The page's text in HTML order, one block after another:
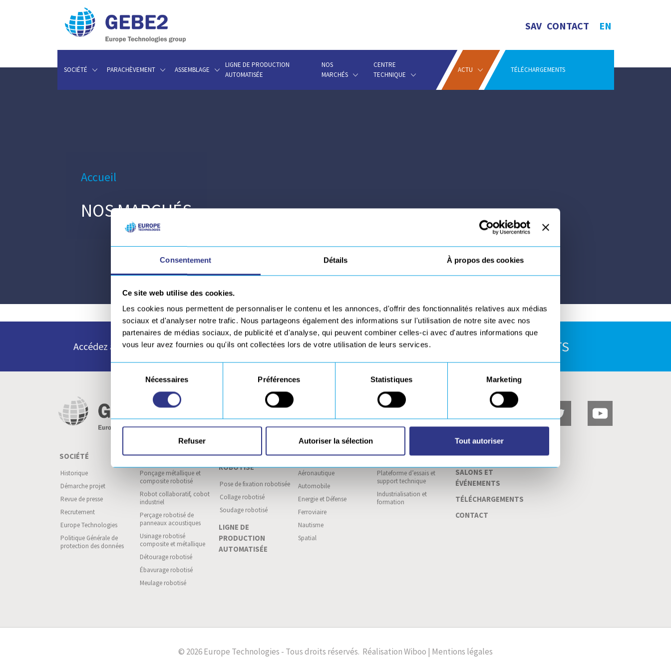
Consentement Détails À propos des cookies
Ce site web utilise des cookies.
Les cookies nous permettent de personnaliser le contenu et les annonces, d'offrir des fonctionnalités relatives aux médias
sociaux et d'analyser notre trafic. Nous partageons également des informations sur l'utilisation de notre site avec nos
partenaires de médias sociaux, de publicité et d'analyse, qui peuvent combiner celles-ci avec d'autres informations que
vous leur avez fournies ou qu'ils ont collectées lors de votre utilisation de leurs services.
consentement
Nécessaires Préférences Statistiques Marketing
Refuser Autoriser la sélection Tout autoriser
SAV CONTACT EN
SOCIÉTÉ PARACHÈVEMENT ASSEMBLAGE
LIGNE DE PRODUCTION
AUTOMATISÉE
NOS
MARCHÉS
CENTRE
TECHNIQUE
ACTU TÉLÉCHARGEMENTS
Accueil
NOS MARCHÉS
Accédez à toutes nos ressources en téléchargement ESPACE DE TÉLÉCHARGEMENTS
SOCIÉTÉ
Historique
Démarche projet
Revue de presse
Recrutement
Europe Technologies
Politique Générale de
protection des données
PARACHÈVEMENT
Ponçage métallique et
composite robotisé
Robot collaboratif, cobot
industriel
Perçage robotisé de
panneaux acoustiques
Usinage robotisé
composite et métallique
Détourage robotisé
Ébavurage robotisé
Meulage robotisé
ASSEMBLAGE
ROBOTISÉ
Pose de fixation robotisée
Collage robotisé
Soudage robotisé
LIGNE DE
PRODUCTION
AUTOMATISÉE
NOS MARCHÉS
Aéronautique
Automobile
Energie et Défense
Ferroviaire
Nautisme
Spatial
CENTRE TECHNIQUE
Plateforme d’essais et
support technique
Industrialisation et
formation
ACTUALITÉS
SALONS ET
ÉVÉNEMENTS
TÉLÉCHARGEMENTS
CONTACT
© 2026 Europe Technologies - Tous droits réservés. RéalisationWiboo | Mentions légales